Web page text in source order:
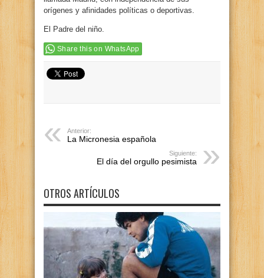
orígenes y afinidades políticas o deportivas.
El Padre del niño.
Share this on WhatsApp
Anterior:
La Micronesia española
Siguiente:
El día del orgullo pesimista
OTROS ARTÍCULOS